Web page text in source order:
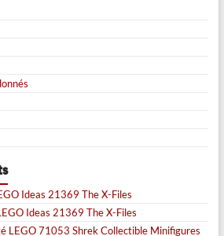
Ideas 21369 The X-Files
Ideas 21369 The X-Files
LEGO 71053 Shrek Collectible Minifigures